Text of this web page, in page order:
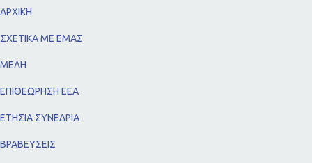
ΑΡΧΙΚΗ
ΣΧΕΤΙΚΑ ΜΕ ΕΜΑΣ
ΜΕΛΗ
ΕΠΙΘΕΩΡΗΣΗ ΕΕΑ
ΕΤΗΣΙΑ ΣΥΝΕΔΡΙΑ
ΒΡΑΒΕΥΣΕΙΣ